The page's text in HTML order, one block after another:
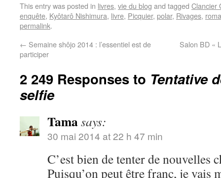
This entry was posted in livres, vie du blog and tagged Clancier
enquête, Kyôtarô Nishimura, livre, Picquier, polar, Rivages,
permalink.
← Semaine shôjo 2014 : l’essentiel est de
participer
Salon BD «
2 249 Responses to Tentative
selfie
Tamasays:
30 mai 2014 at 22 h 47 min
C’est bien de tenter de nouvelles
Puisqu’on peut être franc, je vais